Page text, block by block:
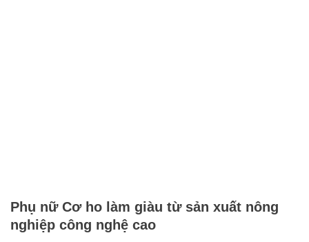
Phụ nữ Cơ ho làm giàu từ sản xuất nông
nghiệp công nghệ cao